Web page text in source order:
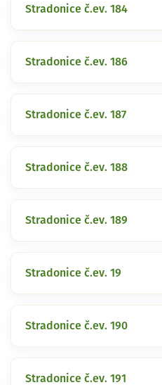
Stradonice č.ev. 184
Stradonice č.ev. 186
Stradonice č.ev. 187
Stradonice č.ev. 188
Stradonice č.ev. 189
Stradonice č.ev. 19
Stradonice č.ev. 190
Stradonice č.ev. 191